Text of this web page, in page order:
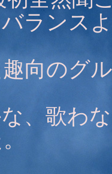
ランス
向のグ
、歌わ